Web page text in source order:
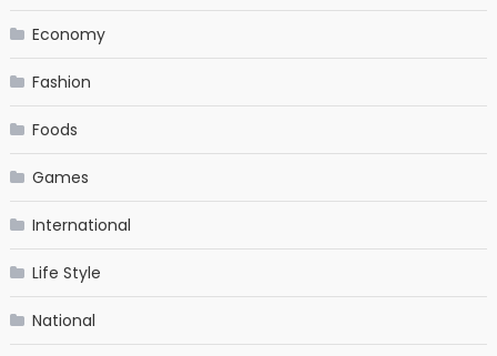
Economy
Fashion
Foods
Games
International
Life Style
National